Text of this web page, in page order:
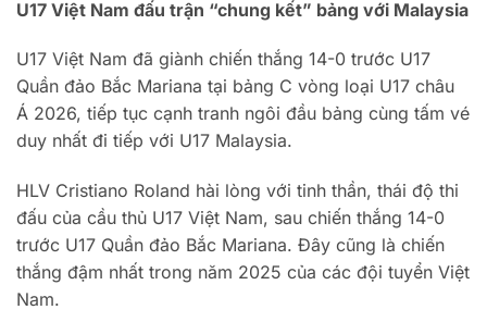
U17 Việt Nam đấu trận “chung kết” bảng với Malaysia
U17 Việt Nam đã giành chiến thắng 14-0 trước U17
Quần đảo Bắc Mariana tại bảng C vòng loại U17 châu
Á 2026, tiếp tục cạnh tranh ngôi đầu bảng cùng tấm vé
duy nhất đi tiếp với U17 Malaysia.
HLV Cristiano Roland hài lòng với tinh thần, thái độ thi
đấu của cầu thủ U17 Việt Nam, sau chiến thắng 14-0
trước U17 Quần đảo Bắc Mariana. Đây cũng là chiến
thắng đậm nhất trong năm 2025 của các đội tuyển Việt
Nam.